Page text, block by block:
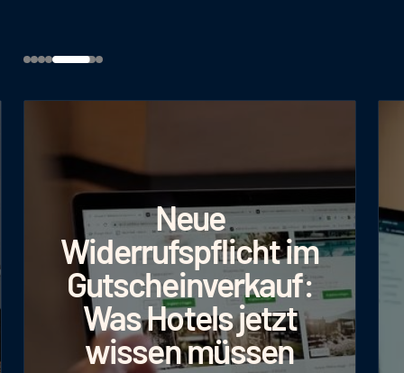
Neue
Widerrufspflicht im
Gutscheinverkauf:
Was Hotels jetzt
wissen müssen